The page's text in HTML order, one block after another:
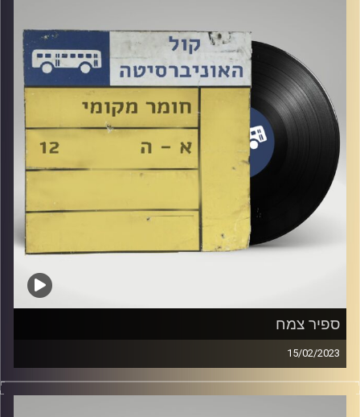
Elior Buchnik
ספיר צמח
15/02/2023
שעה של מוזיקה ישראלית עם רזיאל יהודאי